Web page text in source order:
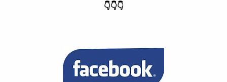
👇
👇
👇